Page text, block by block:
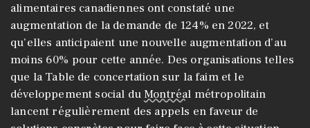
alimentaires canadiennes ont constaté une
augmentation de la demande de 124% en 2022, et
qu’elles anticipaient une nouvelle augmentation d’au
moins 60% pour cette année. Des organisations telles
que la Table de concertation sur la faim et le
développement social duMontréal métropolitain
lancent régulièrement des appels en faveur de